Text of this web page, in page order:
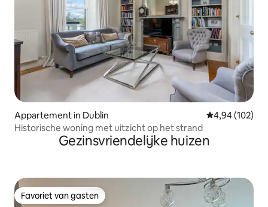
Appartement in Dublin Gemiddelde
4,94 (102)
Historische woning met uitzicht op het strand
Gezinsvriendelijke huizen
Favoriet van gasten
Favoriet van gasten